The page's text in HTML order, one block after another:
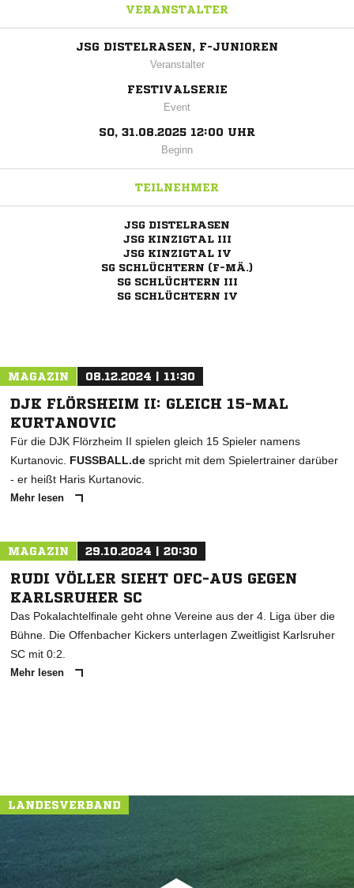
VERANSTALTER
JSG DISTELRASEN, F-JUNIOREN
Veranstalter
FESTIVALSERIE
Event
SO, 31.08.2025 12:00 UHR
Beginn
TEILNEHMER
JSG DISTELRASEN
JSG KINZIGTAL III
JSG KINZIGTAL IV
SG SCHLÜCHTERN (F-MÄ.)
SG SCHLÜCHTERN III
SG SCHLÜCHTERN IV
MAGAZIN 08.12.2024 | 11:30
DJK FLÖRSHEIM II: GLEICH 15-MAL
KURTANOVIC
Für die DJK Flörzheim II spielen gleich 15 Spieler namens
Kurtanovic. FUSSBALL.de spricht mit dem Spielertrainer darüber
- er heißt Haris Kurtanovic.
Mehr lesen
MAGAZIN 29.10.2024 | 20:30
RUDI VÖLLER SIEHT OFC-AUS GEGEN
KARLSRUHER SC
Das Pokalachtelfinale geht ohne Vereine aus der 4. Liga über die
Bühne. Die Offenbacher Kickers unterlagen Zweitligist Karlsruher
SC mit 0:2.
Mehr lesen
LANDESVERBAND